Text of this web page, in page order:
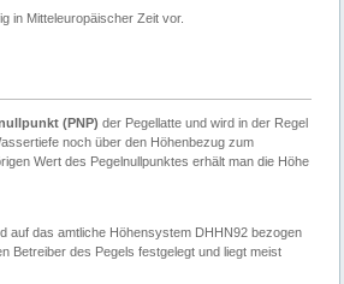
in Mitteleuropäischer Zeit vor.
(PNP) der Pegellatte und wird in der Regel
noch über den Höhenbezug zum
Wert des Pegelnullpunktes erhält man die Höhe
auf das amtliche Höhensystem DHHN92 bezogen
Betreiber des Pegels festgelegt und liegt meist